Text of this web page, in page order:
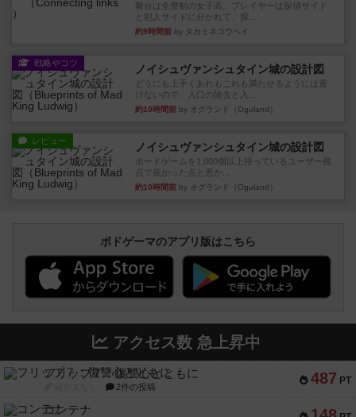
舞台は全寮制の女子高。プレイヤーは探偵サイド
と犯人サイドに分かれて、探...
約9時間前 by タカミネコウヘイ
戦略やコツ ノイシュヴァンシュタイン城の設計図
どうにも上手くあれもこれも満たせるようには置
けないので、入口の除去と入...
約10時間前 by オグランド（Oguland）
レビュー ノイシュヴァンシュタイン城の設計図
ボードゲームを1,000個以上持っているユーザー視
点で良かった点と悪か...
約10時間前 by オグランド（Oguland）
ボドゲーマのアプリ版はこちら
アクセス数 急上昇中
487 PT
フリップ７：復讐心とともに
2件の投稿
コンテナ